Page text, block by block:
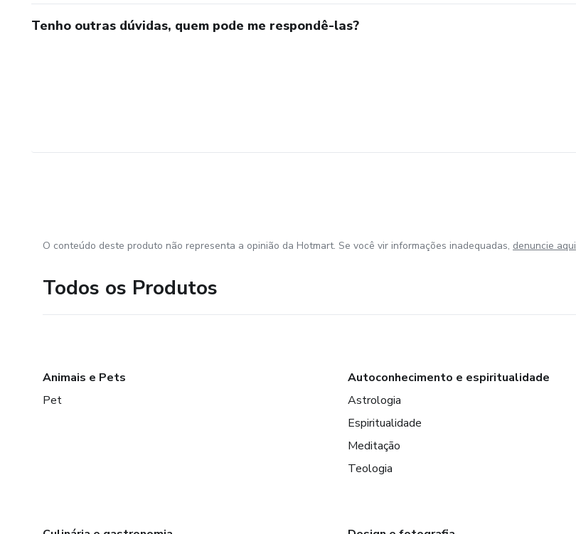
Tenho outras dúvidas, quem pode me respondê-las?
O conteúdo deste produto não representa a opinião da Hotmart. Se você vir informações inadequadas, denuncie aqui
Todos os Produtos
Animais e Pets
Pet
Autoconhecimento e espiritualidade
Astrologia
Espiritualidade
Meditação
Teologia